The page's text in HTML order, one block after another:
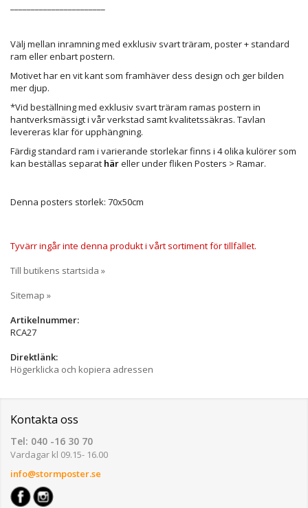
Välj mellan inramning med exklusiv svart träram, poster + standard
ram eller enbart postern.
Motivet har en vit kant som framhäver dess design och ger bilden
mer djup.
*Vid beställning med exklusiv svart träram ramas postern in
hantverksmässigt i vår verkstad samt kvalitetssäkras. Tavlan
levereras klar för upphängning.
Färdig standard ram i varierande storlekar finns i 4 olika kulörer som
kan beställas separat häreller under fliken Posters > Ramar.
Denna posters storlek: 70x50cm
Tyvärr ingår inte denna produkt i vårt sortiment för tillfället.
Till butikens startsida »
Sitemap »
Artikelnummer:
RCA27
Direktlänk:
Högerklicka och kopiera adressen
Kontakta oss
Tel: 040 -16 30 70
Vardagar kl 09.15- 16.00
info@stormposter.se